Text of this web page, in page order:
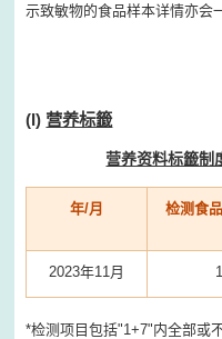
示致敏物的食品样本详情亦会
(I) 营养标籤
营养资料标籤制
年/月 检测食
2023年11月
*检测项目包括"1+7"内全部或